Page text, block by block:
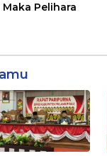
Pelihara